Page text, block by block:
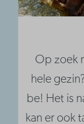
Op zoek
hele
be! Het is
kan er ook